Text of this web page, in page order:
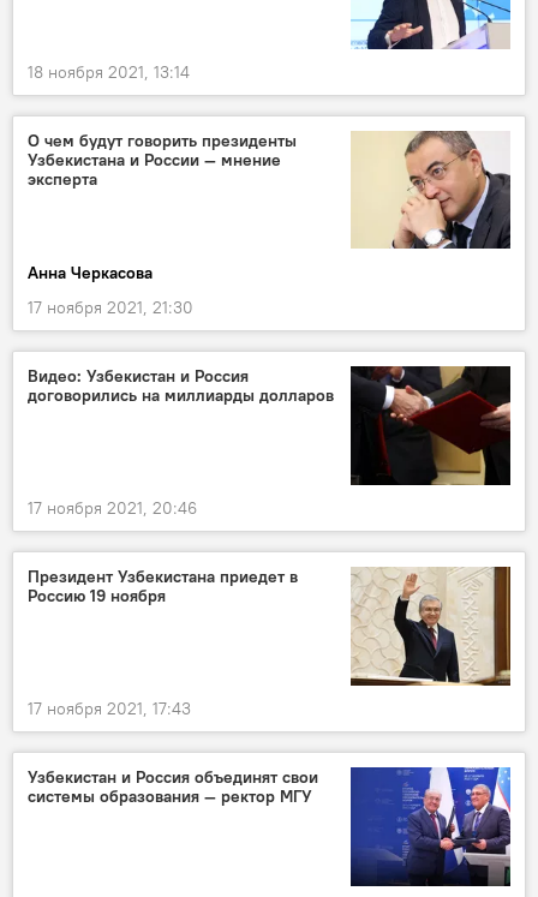
18 ноября 2021, 13:14
О чем будут говорить президенты
Узбекистана и России — мнение
эксперта
Анна Черкасова
17 ноября 2021, 21:30
Видео: Узбекистан и Россия
договорились на миллиарды долларов
17 ноября 2021, 20:46
Президент Узбекистана приедет в
Россию 19 ноября
17 ноября 2021, 17:43
Узбекистан и Россия объединят свои
системы образования — ректор МГУ